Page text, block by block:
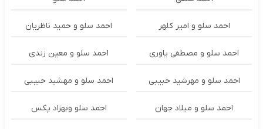
احمد سلو و امیر کلهر احمد سلو و حمید ناظریان
احمد سلو و مصطفی یاوری احمد سلو و معین زندی
احمد سلو و مهرشید حبیبی احمد سلو و مهشید حبیبی
احمد سلو و میلاد جهان احمد سلو وبهزاد پکس